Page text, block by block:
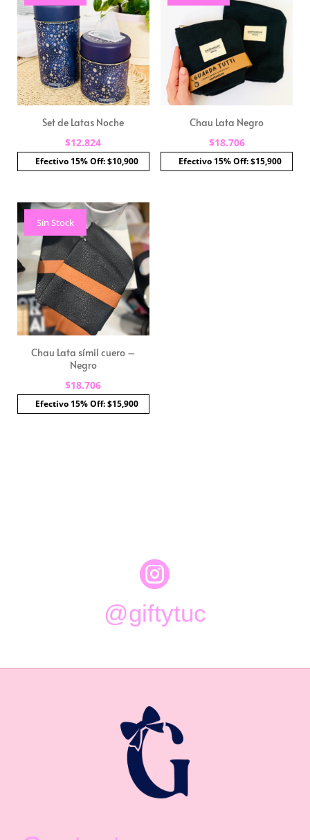
Set de Latas Noche
$12.824
Efectivo 15% Off: $10,900
Chau Lata Negro
$18.706
Efectivo 15% Off: $15,900
Sin Stock
Chau Lata símil cuero –
Negro
$18.706
Efectivo 15% Off: $15,900

@giftytuc